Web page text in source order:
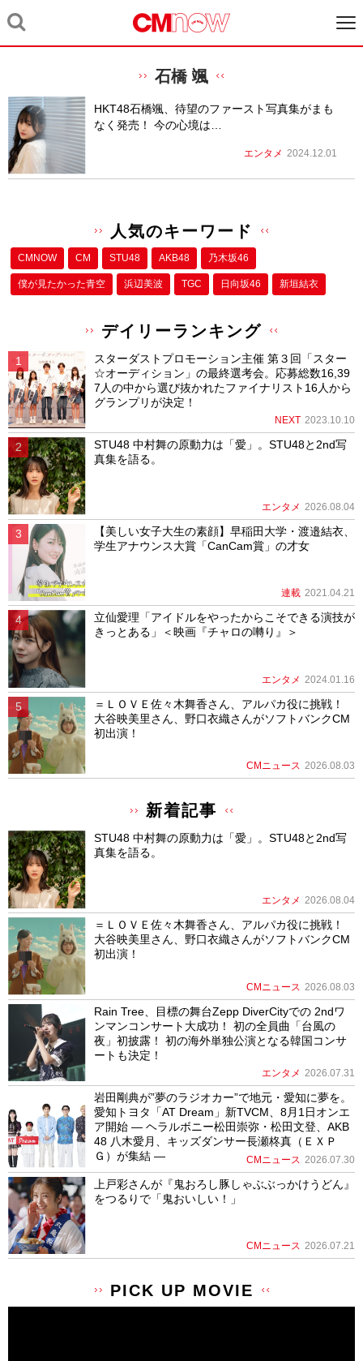
石橋 颯
HKT48石橋颯、待望のファースト写真集がまも
なく発売！ 今の心境は…
エンタメ 2024.12.01
人気のキーワード
CMNOW CM STU48 AKB48 乃木坂46
僕が⾒たかった⻘空 浜辺美波 TGC 日向坂46 新垣結衣
デイリーランキング
スターダストプロモーション主催 第３回「スター
☆オーディション」の最終選考会。応募総数16,39
7人の中から選び抜かれたファイナリスト16人から
グランプリが決定！
NEXT 2023.10.10
STU48 中村舞の原動力は「愛」。STU48と2nd写
真集を語る。
エンタメ 2026.08.04
【美しい女子大生の素顔】早稲田大学・渡邉結衣、
学生アナウンス大賞「CanCam賞」の才女
連載 2021.04.21
立仙愛理「アイドルをやったからこそできる演技が
きっとある」＜映画『チャロの囀り』＞
エンタメ 2024.01.16
＝ＬＯＶＥ佐々木舞香さん、アルパカ役に挑戦！
大谷映美里さん、野口衣織さんがソフトバンクCM
初出演！
CMニュース 2026.08.03
新着記事
STU48 中村舞の原動力は「愛」。STU48と2nd写
真集を語る。
エンタメ 2026.08.04
＝ＬＯＶＥ佐々木舞香さん、アルパカ役に挑戦！
大谷映美里さん、野口衣織さんがソフトバンクCM
初出演！
CMニュース 2026.08.03
Rain Tree、目標の舞台Zepp DiverCityでの 2ndワ
ンマンコンサート大成功！ 初の全員曲「台風の
夜」初披露！ 初の海外単独公演となる韓国コンサ
ートも決定！
エンタメ 2026.07.31
岩田剛典が”夢のラジオカー”で地元・愛知に夢を。
愛知トヨタ「AT Dream」新TVCM、8月1日オンエ
ア開始 ― ヘラルボニー松田崇弥・松田文登、AKB
48 八木愛月、キッズダンサー長瀬柊真（ＥＸＰ
Ｇ）が集結 ―
CMニュース 2026.07.30
上戸彩さんが『鬼おろし豚しゃぶぶっかけうどん』
をつるりで「鬼おいしい！」
CMニュース 2026.07.21
PICK UP MOVIE